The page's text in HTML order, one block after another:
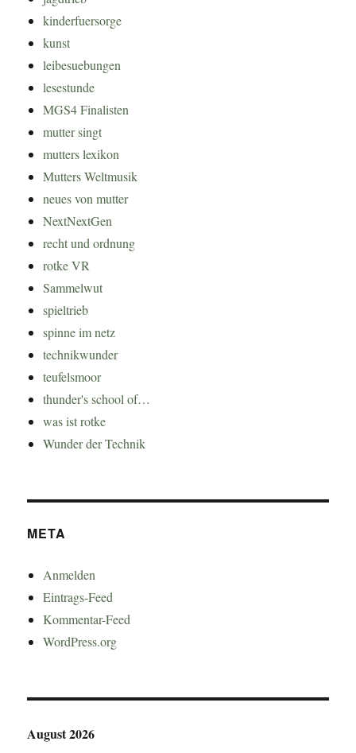
kinderfuersorge
kunst
leibesuebungen
lesestunde
MGS4 Finalisten
mutter singt
mutters lexikon
Mutters Weltmusik
neues von mutter
NextNextGen
recht und ordnung
rotke VR
Sammelwut
spieltrieb
spinne im netz
technikwunder
teufelsmoor
thunder's school of…
was ist rotke
Wunder der Technik
META
Anmelden
Eintrags-Feed
Kommentar-Feed
WordPress.org
August 2026